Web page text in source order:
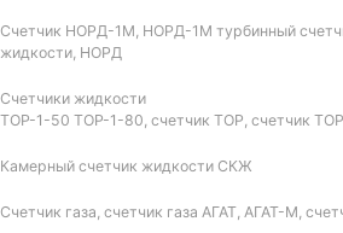
Счетчик НОРД-1М, НОРД-1М турбинный
жидкости, НОРД
Счетчики жидкости
ТОР-1-50 ТОР-1-80, счетчик ТОР, счетчик
Камерный счетчик жидкости СКЖ
Счетчик газа, счетчик газа АГАТ, АГАТ-М,